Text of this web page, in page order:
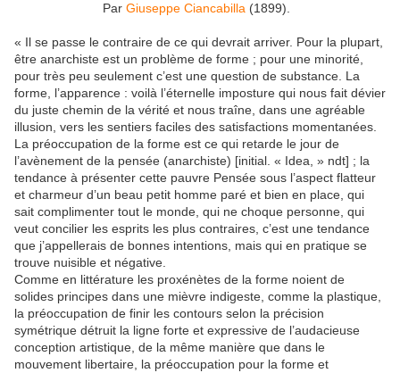
Par Giuseppe Ciancabilla (1899).
« Il se passe le contraire de ce qui devrait arriver. Pour la plupart,
être anarchiste est un problème de forme ; pour une minorité,
pour très peu seulement c’est une question de substance. La
forme, l’apparence : voilà l’éternelle imposture qui nous fait dévier
du juste chemin de la vérité et nous traîne, dans une agréable
illusion, vers les sentiers faciles des satisfactions momentanées.
La préoccupation de la forme est ce qui retarde le jour de
l’avènement de la pensée (anarchiste) [initial. « Idea, » ndt] ; la
tendance à présenter cette pauvre Pensée sous l’aspect flatteur
et charmeur d’un beau petit homme paré et bien en place, qui
sait complimenter tout le monde, qui ne choque personne, qui
veut concilier les esprits les plus contraires, c’est une tendance
que j’appellerais de bonnes intentions, mais qui en pratique se
trouve nuisible et négative.
Comme en littérature les proxénètes de la forme noient de
solides principes dans une mièvre indigeste, comme la plastique,
la préoccupation de finir les contours selon la précision
symétrique détruit la ligne forte et expressive de l’audacieuse
conception artistique, de la même manière que dans le
mouvement libertaire, la préoccupation pour la forme et